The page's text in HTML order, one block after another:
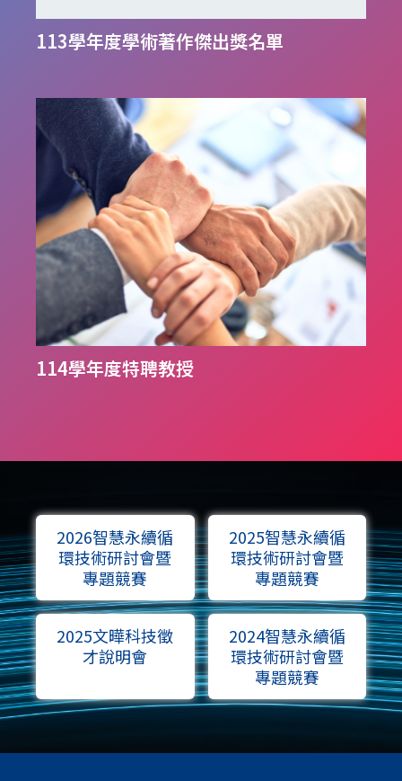
113學年度學術著作傑出獎名單
114學年度特聘教授
2026智慧永續循
環技術研討會暨
專題競賽
2025智慧永續循
環技術研討會暨
專題競賽
2025文曄科技徵
才說明會
2024智慧永續循
環技術研討會暨
專題競賽